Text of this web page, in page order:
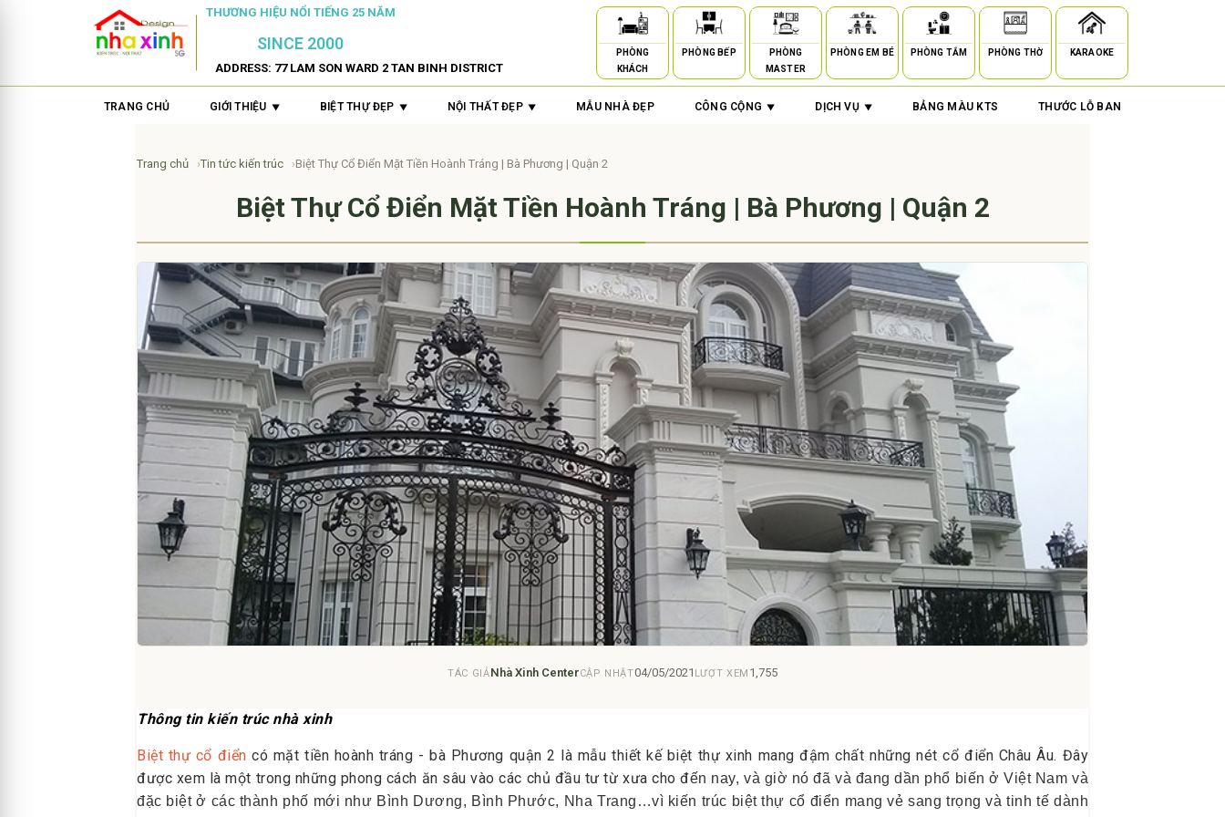
THƯƠNG HIỆU NỔI TIẾNG 25 NĂM
SINCE 2000
ADDRESS: 77 LAM SON WARD 2 TAN BINH DISTRICT
PHÒNG
KHÁCH
PHÒNG BẾP
PHÒNG
MASTER
PHÒNG EM BÉ PHÒNG TẮM PHÒNG THỜ KARAOKE
TRANG CHỦ GIỚI THIỆU BIỆT THỰ ĐẸP NỘI THẤT ĐẸP MẪU NHÀ ĐẸP CÔNG CỘNG DỊCH VỤ BẢNG MÀU KTS THƯỚC LỖ BAN
Trang chủ Tin tức kiến trúc Biệt Thự Cổ Điển Mặt Tiền Hoành Tráng | Bà Phương | Quận 2
Biệt Thự Cổ Điển Mặt Tiền Hoành Tráng | Bà Phương | Quận 2
TÁC GIẢNhà Xinh CenterCẬP NHẬT04/05/2021 LƯỢT XEM 1,755
Thông tin kiến trúc nhà xinh
Biệt thự cổ điển có mặt tiền hoành tráng - bà Phương quận 2 là mẫu thiết kế biệt thự xinh mang đậm chất những nét cổ điển Châu Âu. Đây
được xem là một trong những phong cách ăn sâu vào các chủ đầu tư từ xưa cho đến nay, và giờ nó đã và đang dần phổ biến ở Việt Nam và
đặc biệt ở các thành phố mới như Bình Dương, Bình Phước, Nha Trang…vì kiến trúc biệt thự cổ điển mang vẻ sang trọng và tinh tế dành